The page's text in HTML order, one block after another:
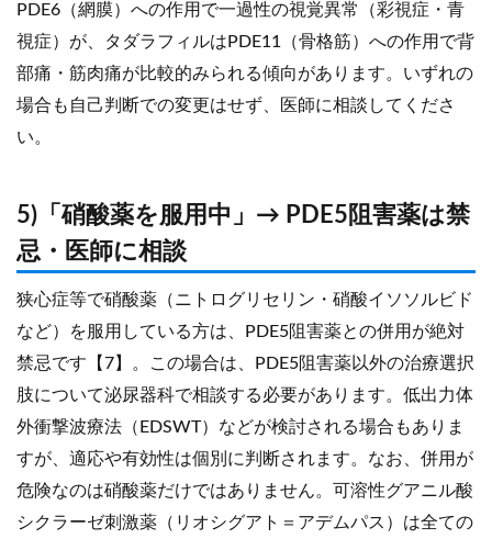
PDE6（網膜）への作用で一過性の視覚異常（彩視症・青
視症）が、タダラフィルはPDE11（骨格筋）への作用で背
部痛・筋肉痛が比較的みられる傾向があります。いずれの
場合も自己判断での変更はせず、医師に相談してくださ
い。
5)「硝酸薬を服用中」→ PDE5阻害薬は禁
忌・医師に相談
狭心症等で硝酸薬（ニトログリセリン・硝酸イソソルビド
など）を服用している方は、PDE5阻害薬との併用が絶対
禁忌です【7】。この場合は、PDE5阻害薬以外の治療選択
肢について泌尿器科で相談する必要があります。低出力体
外衝撃波療法（EDSWT）などが検討される場合もありま
すが、適応や有効性は個別に判断されます。なお、併用が
危険なのは硝酸薬だけではありません。可溶性グアニル酸
シクラーゼ刺激薬（リオシグアト＝アデムパス）は全ての